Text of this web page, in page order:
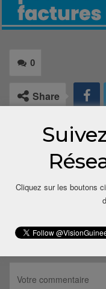
0
Share
Cliquez sur les boutons